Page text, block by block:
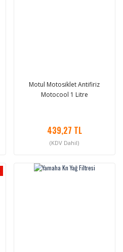
Motul Motosiklet Antifiriz
Motocool 1 Litre
439,27 TL
(KDV Dahil)